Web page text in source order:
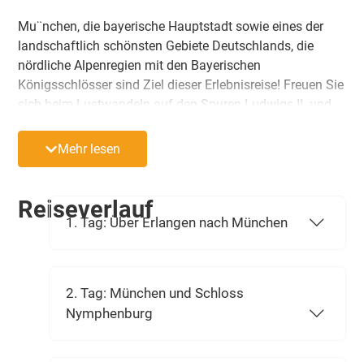
Mu¨nchen, die bayerische Hauptstadt sowie eines der
landschaftlich schönsten Gebiete Deutschlands, die
nördliche Alpenregien mit den Bayerischen
Königsschlösser sind Ziel dieser Erlebnisreise! Freuen Sie
sich beim Lustwandeln auf den Spuren Ludwigs II. und
einer traumhaften Landschaft.
Mehr lesen
Reiseverlauf
1. Tag: Über Erlangen nach München
2. Tag: München und Schloss
Nymphenburg